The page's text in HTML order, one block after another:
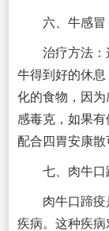
六、牛感冒
治疗方法：这
牛得到好的休
化的食物，因
感毒克，如果有
配合四胃安康散
七、肉牛口
肉牛口蹄疫是
疾病。这种疾